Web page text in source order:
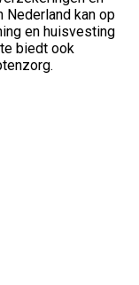
Nederland kan op
en huisvesting
biedt ook